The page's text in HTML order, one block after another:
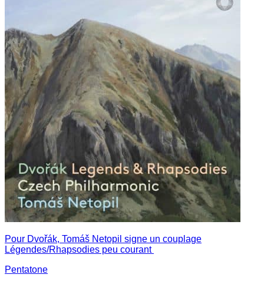
Pour Dvořák, Tomáš Netopil signe un couplage
Légendes/Rhapsodies peu courant
Pentatone